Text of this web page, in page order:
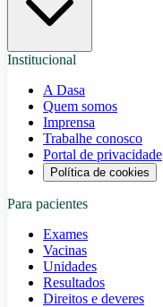
Institucional
A Dasa
Quem somos
Imprensa
Trabalhe conosco
Portal de privacidade
Política de cookies
Para pacientes
Exames
Vacinas
Unidades
Resultados
Direitos e deveres